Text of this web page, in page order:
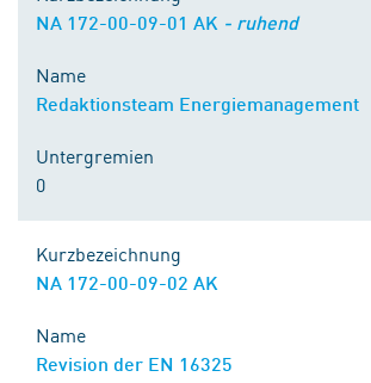
NA 172-00-09-01 AK - ruhend
Name
Redaktionsteam Energiemanagement
Untergremien
0
Kurzbezeichnung
NA 172-00-09-02 AK
Name
Revision der EN 16325